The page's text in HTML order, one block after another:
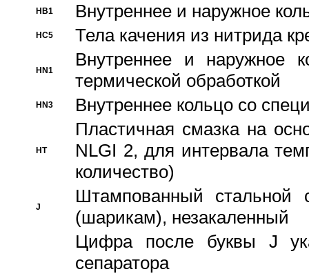
HB1 Bнутреннее и наружное
HC5 Тела качения из нитрида
HN1
Bнутреннее и наружное
термической обработкой
HN3 Внутреннее кольцо со
HT
Пластичная смазка на
NLGI 2, для интервала
количество)
J
Штампованный стальной
(шарикам), незакаленный
Цифра после буквы J
сепаратора